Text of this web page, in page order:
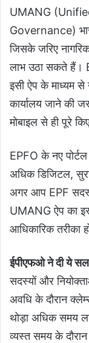
UMANG
Governance)
जिसके जरिए
लाभ उठा सकते हैं।
इसी ऐप के माध्यम से
कार्यालय जाने की
मोबाइल से ही पूरे
EPFO के नए
अधिक डिजिटल,
अगर आप EPF
UMANG ऐप का
आधिकारिक तरीका
ईपीएफओ ने दी ये
सदस्यों और
अवधि के दौरान
थोड़ा अधिक समय
व्यस्त समय के